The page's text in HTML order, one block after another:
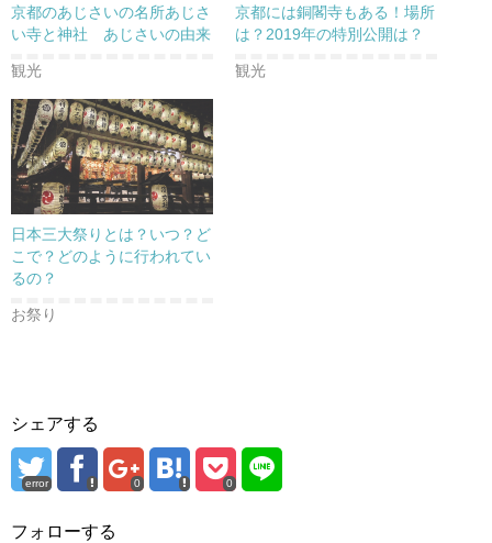
京都のあじさいの名所あじさ
い寺と神社 あじさいの由来
観光
京都には銅閣寺もある！場所
は？2019年の特別公開は？
観光
日本三大祭りとは？いつ？ど
こで？どのように行われてい
るの？
お祭り
シェアする
error 0 0
フォローする